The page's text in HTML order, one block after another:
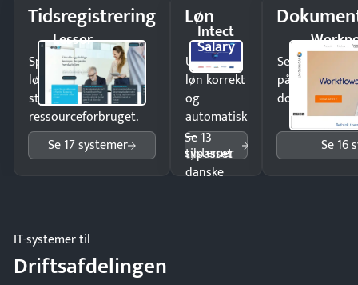
Tidsregistrering
Lessor
Spar tid på
lønberegning og få
styr på
ressourceforbruget.
Se 17 systemer
Løn
Intect
Salary
Udbetal
løn korrekt
og
automatisk
—
tilpasset
danske
Se 13
systemer
Send
på minutter
dokumenter.
Se 16
IT-systemer til
Driftsafdelingen